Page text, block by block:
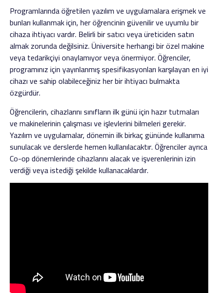
Programlarında öğretilen yazılım ve uygulamalara erişmek ve
bunları kullanmak için, her öğrencinin güvenilir ve uyumlu bir
cihaza ihtiyacı vardır. Belirli bir satıcı veya üreticiden satın
almak zorunda değilsiniz. Üniversite herhangi bir özel makine
veya tedarikçiyi onaylamıyor veya önermiyor. Öğrenciler,
programınız için yayınlanmış spesifikasyonları karşılayan en iyi
cihazı ve sahip olabileceğiniz her bir ihtiyacı bulmakta
özgürdür.
Öğrencilerin, cihazlarını sınıfların ilk günü için hazır tutmaları
ve makinelerinin çalışması ve işlevlerini bilmeleri gerekir.
Yazılım ve uygulamalar, dönemin ilk birkaç gününde kullanıma
sunulacak ve derslerde hemen kullanılacaktır. Öğrenciler ayrıca
Co-op dönemlerinde cihazlarını alacak ve işverenlerinin izin
verdiği veya istediği şekilde kullanacaklardır.